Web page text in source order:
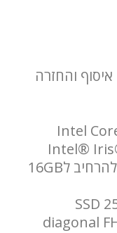
איסוף והחזרה
זיכרון RAM מהיר! 8GB (ניתן להרחיב ל16GB